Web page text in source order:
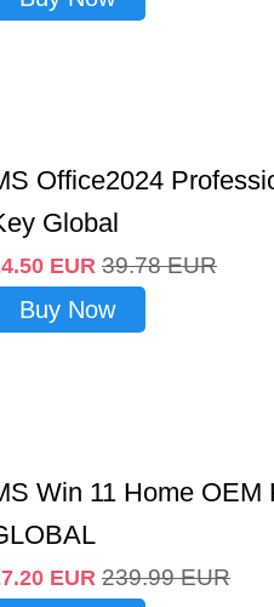
Office2024
Global
EUR 39.78 EUR
Buy Now
Win 11 Home OEM
EUR 239.99 EUR